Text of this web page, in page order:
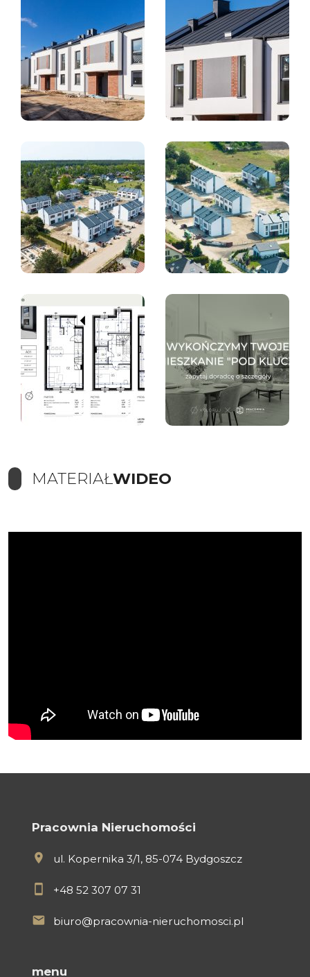
MATERIAŁWIDEO
Pracownia Nieruchomości
ul. Kopernika 3/1, 85-074 Bydgoszcz
+48 52 307 07 31
biuro@pracownia-nieruchomosci.pl
menu